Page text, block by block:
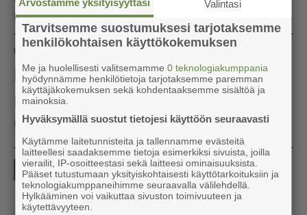
met pois Kus­ta­vin­tiel­tä ää­ni­ma­ja­kan avul­la.
Uutiset Kustavi
Kustavin monitoi­mi­ta­lolle
rakentamislupa
1 2 3 4 ... 10 › »
Valintasi
Tarvitsemme suostumuksesi tarjotaksemme
henkilökohtaisen käyttökokemuksen
Me ja huolellisesti valitsemamme0 teknologiakumppania
hyödynnämme henkilötietoja tarjotaksemme paremman
käyttäjäkokemuksen sekä kohdentaaksemme sisältöä ja
mainoksia.
Hyväksymällä suostut tietojesi käyttöön seuraavasti
Käytämme laitetunnisteita ja tallennamme evästeitä
laitteellesi saadaksemme tietoja esimerkiksi sivuista, joilla
vierailit, IP-osoitteestasi sekä laitteesi ominaisuuksista.
Pääset tutustumaan yksityiskohtaisesti käyttötarkoituksiin ja
teknologiakumppaneihimme seuraavalla välilehdellä.
Hylkääminen voi vaikuttaa sivuston toimivuuteen ja
käytettävyyteen.